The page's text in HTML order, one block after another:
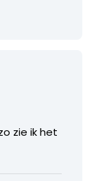
zie ik het